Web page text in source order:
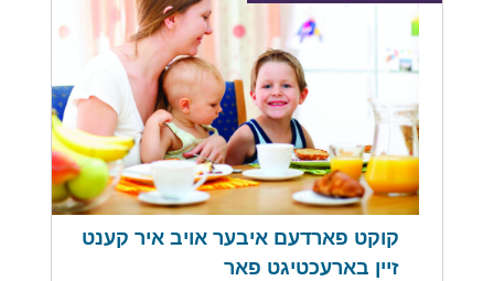
קוקט פארדעם איבער אויב איר קענט
זיין בארעכטיגט פאר